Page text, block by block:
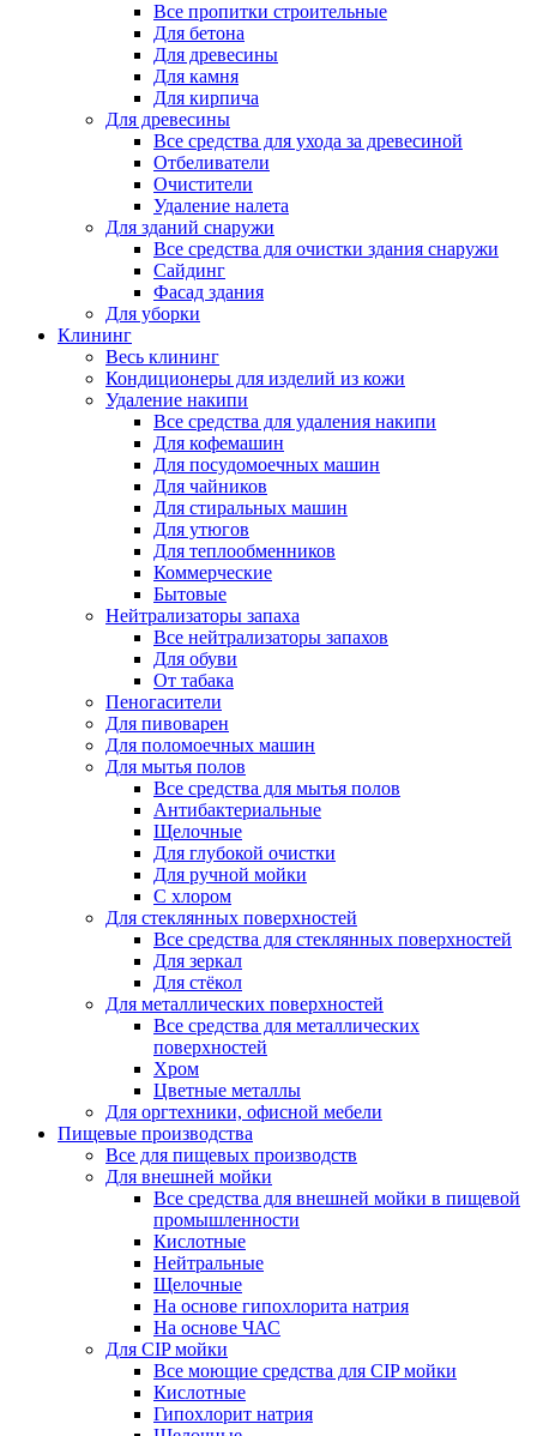
Все пропитки строительные
Для бетона
Для древесины
Для камня
Для кирпича
Для древесины
Все средства для ухода за древесиной
Отбеливатели
Очистители
Удаление налета
Для зданий снаружи
Все средства для очистки здания снаружи
Сайдинг
Фасад здания
Для уборки
Клининг
Весь клининг
Кондиционеры для изделий из кожи
Удаление накипи
Все средства для удаления накипи
Для кофемашин
Для посудомоечных машин
Для чайников
Для стиральных машин
Для утюгов
Для теплообменников
Коммерческие
Бытовые
Нейтрализаторы запаха
Все нейтрализаторы запахов
Для обуви
От табака
Пеногасители
Для пивоварен
Для поломоечных машин
Для мытья полов
Все средства для мытья полов
Антибактериальные
Щелочные
Для глубокой очистки
Для ручной мойки
С хлором
Для стеклянных поверхностей
Все средства для стеклянных поверхностей
Для зеркал
Для стёкол
Для металлических поверхностей
Все средства для металлических
поверхностей
Хром
Цветные металлы
Для оргтехники, офисной мебели
Пищевые производства
Все для пищевых производств
Для внешней мойки
Все средства для внешней мойки в пищевой
промышленности
Кислотные
Нейтральные
Щелочные
На основе гипохлорита натрия
На основе ЧАС
Для CIP мойки
Все моющие средства для CIP мойки
Кислотные
Гипохлорит натрия